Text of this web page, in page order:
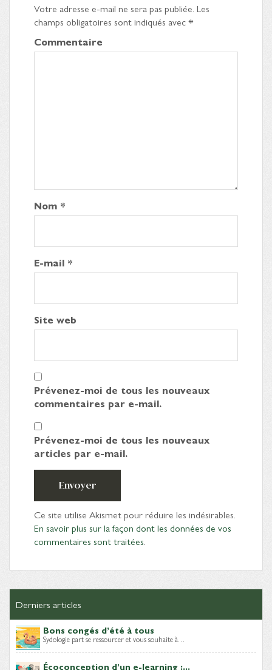
Votre adresse e-mail ne sera pas publiée. Les
champs obligatoires sont indiqués avec*
Commentaire
Nom *
E-mail *
Site web
Prévenez-moi de tous les nouveaux
commentaires par e-mail.
Prévenez-moi de tous les nouveaux
articles par e-mail.
Envoyer
Ce site utilise Akismet pour réduire les indésirables.
En savoir plus sur la façon dont les données de vos
commentaires sont traitées
Derniers articles
Bons congés d’été à tous
Sydologie part se ressourcer et vous souhaite à…
Écoconception d’un e-learning :...